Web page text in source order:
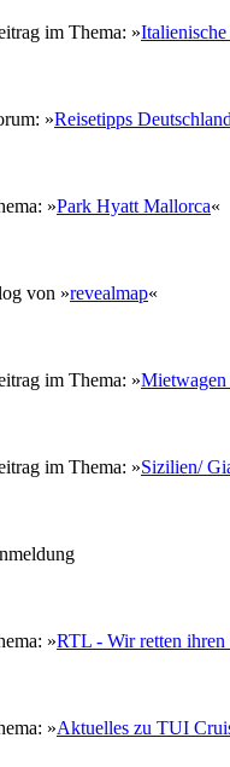
im Thema: »
»Reisetipps
»Park Hyatt Mallorca«
von »revealmap«
im Thema: »Mietwagen
im Thema: »Sizilien/
»RTL - Wir retten
»Aktuelles zu TUI